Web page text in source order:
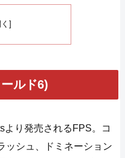
ルド6)
より発売されるFPS。コ
ッシュ、ドミネーション